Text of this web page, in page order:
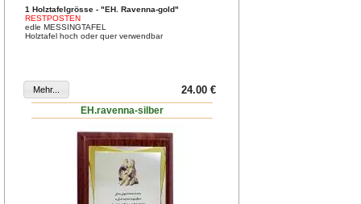
1 Holztafelgrösse - "EH. Ravenna-gold"
RESTPOSTEN
edle MESSINGTAFEL
Holztafel hoch oder quer verwendbar
24.00 €
EH.ravenna-silber